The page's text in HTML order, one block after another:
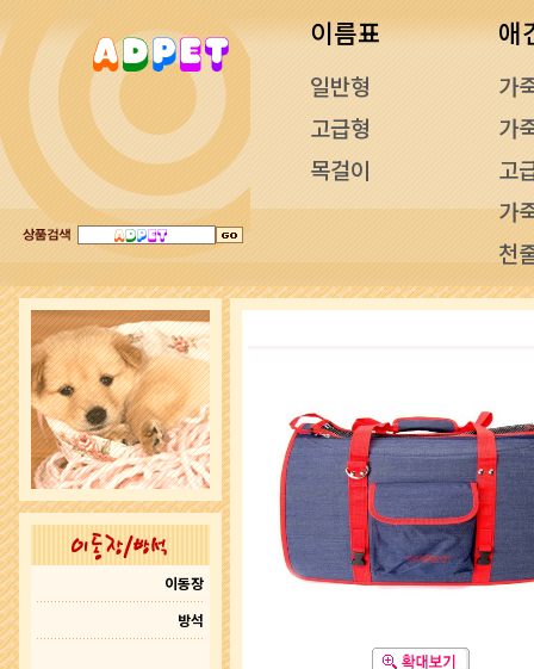
이름표
일반형
고급형
목걸이
애
가
가
고
가
천
이동장
방석